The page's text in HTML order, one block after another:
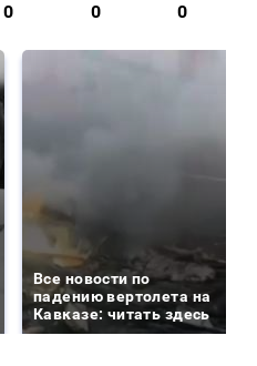
0 0 0
Все новости по
падению вертолета на
Кавказе: читать здесь